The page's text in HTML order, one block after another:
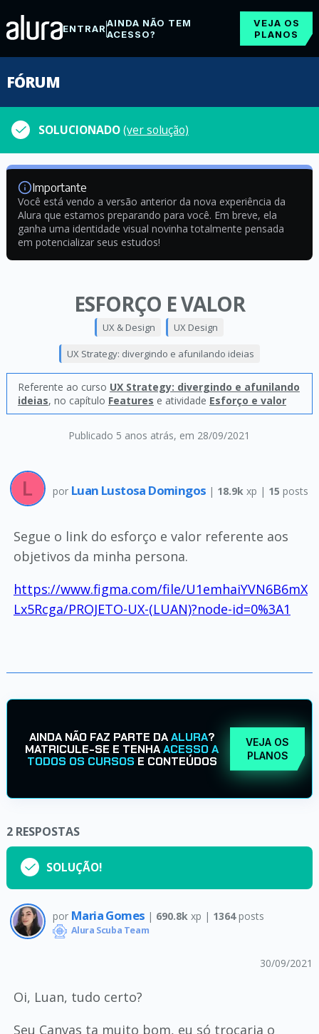
ENTRARAINDA NÃO TEM
ACESSO?
VEJA OS
PLANOS
FÓRUM
SOLUCIONADO(ver solução)
Importante
Você está vendo a versão anterior da nova experiência da
Alura que estamos preparando para você. Em breve, ela
ganha uma identidade visual novinha totalmente pensada
em potencializar seus estudos!
ESFORÇO E VALOR
Publicado 5 anos atrás, em 28/09/2021
UX & Design UX Design
UX Strategy: divergindo e afunilando ideias
Referente ao curso UX Strategy: divergindo e afunilando
ideias, no capítulo Features e atividade Esforço e valor
por Luan Lustosa Domingos | 18.9k xp | 15 posts
Segue o link do esforço e valor referente aos
objetivos da minha persona.
https://www.figma.com/file/U1emhaiYVN6B6mX
Lx5Rcga/PROJETO-UX-(LUAN)?node-id=0%3A1
AINDA NÃO FAZ PARTE DAALURA?
MATRICULE-SE E TENHAACESSO A
TODOS OS CURSOS E CONTEÚDOS
VEJA OS
PLANOS
2 RESPOSTAS
SOLUÇÃO!
por Maria Gomes | 690.8k xp | 1364posts
Alura Scuba Team
30/09/2021
Oi, Luan, tudo certo?
Seu Canvas ta muito bom, eu só trocaria o